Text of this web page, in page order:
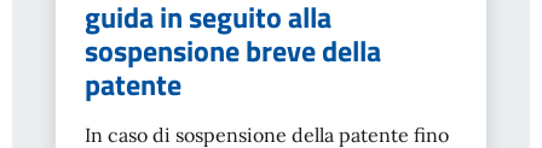
guida in seguito alla
sospensione breve della
patente
In caso di sospensione della patente fino